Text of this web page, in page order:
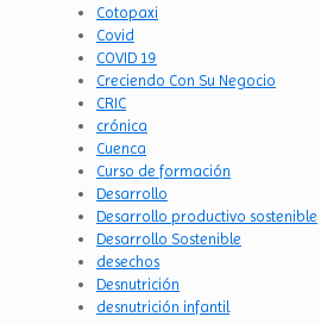
Cotopaxi
Covid
COVID 19
Creciendo Con Su Negocio
CRIC
crónica
Cuenca
Curso de formación
Desarrollo
Desarrollo productivo sostenible
Desarrollo Sostenible
desechos
Desnutrición
desnutrición infantil